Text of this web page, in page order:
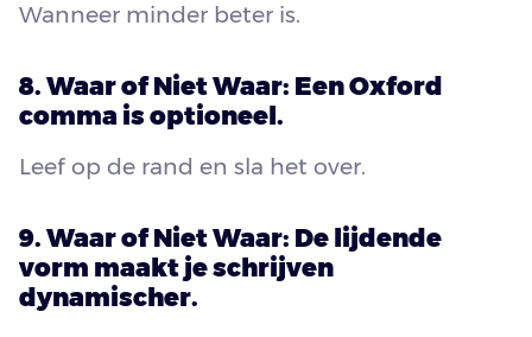
Wanneer minder beter is.
8. Waar of Niet Waar: Een Oxford
comma is optioneel.
Leef op de rand en sla het over.
9. Waar of Niet Waar: De lijdende
vorm maakt je schrijven
dynamischer.